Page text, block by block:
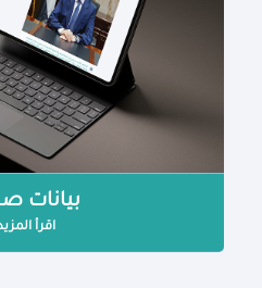
بيانات
اقرأ